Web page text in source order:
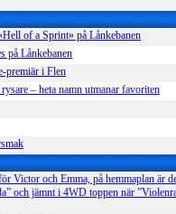
of a Sprint» på Lånkebanen
på Lånkebanen
premiär i Flen
– heta namn utmanar favoriten
Victor och Emma, på hemmaplan är
och jämnt i 4WD toppen när